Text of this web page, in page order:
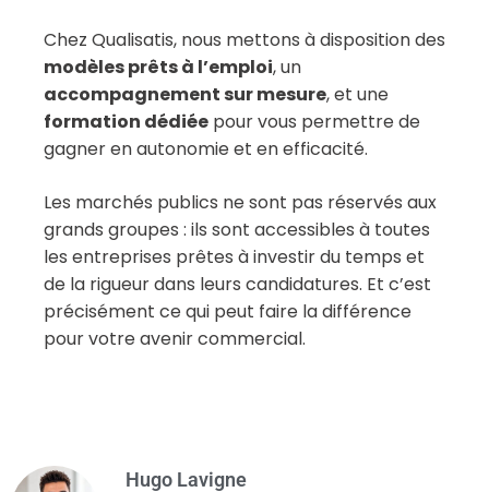
Chez Qualisatis, nous mettons à disposition des
modèles prêts à l’emploi, un
accompagnement sur mesure, et une
formation dédiée pour vous permettre de
gagner en autonomie et en efficacité.
Les marchés publics ne sont pas réservés aux
grands groupes : ils sont accessibles à toutes
les entreprises prêtes à investir du temps et
de la rigueur dans leurs candidatures. Et c’est
précisément ce qui peut faire la différence
pour votre avenir commercial.
Hugo Lavigne